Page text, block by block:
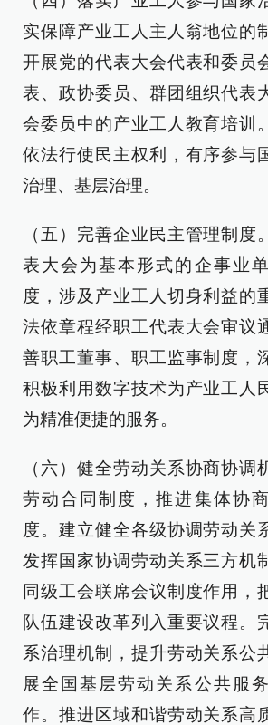
实保障产业工人主人翁地位的
开展党的代表大会代表和委员
表、政协委员、群团组织代表
会委员中的产业工人教育培训
依法行使民主权利，有序参与
治理、基层治理。
（五）完善企业民主管理制度
表大会为基本形式的企事业
度，涉及产业工人切身利益的
法依章程经职工代表大会审议
善职工董事、职工监事制度，
积极利用数字技术为产业工人
为精准便捷的服务。
（六）健全劳动关系协商协调
劳动合同制度，推进集体协
度。建立健全各级协调劳动关
发挥国家协调劳动关系三方机
同级工会联席会议制度作用，
队伍建设改革列入重要议程。
系治理机制，提升劳动关系公
展全国基层劳动关系公共服
作。推进区域和谐劳动关系高